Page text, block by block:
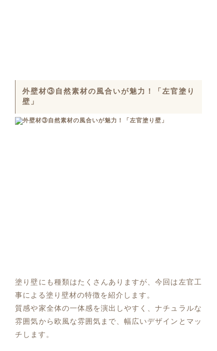
外壁材③自然素材の風合いが魅力！「左官塗り
壁」
塗り壁にも種類はたくさんありますが、今回は左官工
事による塗り壁材の特徴を紹介します。
質感や家全体の一体感を演出しやすく、ナチュラルな
雰囲気から欧風な雰囲気まで、幅広いデザインとマッ
チします。